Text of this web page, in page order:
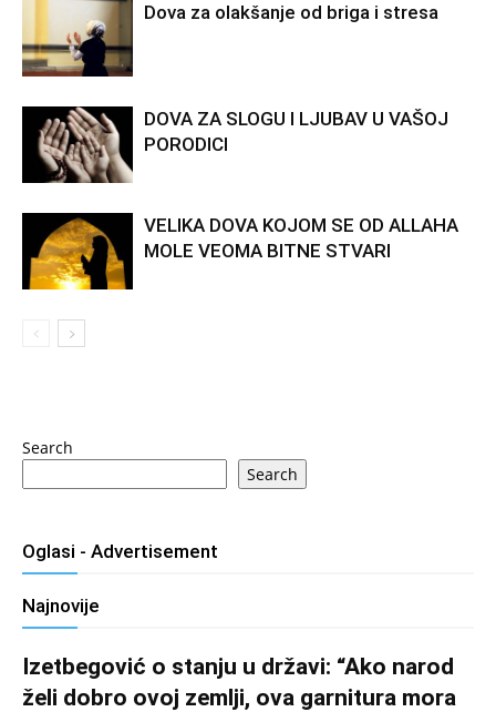
Dova za olakšanje od briga i stresa
DOVA ZA SLOGU I LJUBAV U VAŠOJ
PORODICI
VELIKA DOVA KOJOM SE OD ALLAHA
MOLE VEOMA BITNE STVARI
Search
Search
Oglasi - Advertisement
Najnovije
Izetbegović o stanju u državi: “Ako narod
želi dobro ovoj zemlji, ova garnitura mora